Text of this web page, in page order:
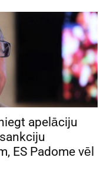
apelāciju
ES Padome vēl